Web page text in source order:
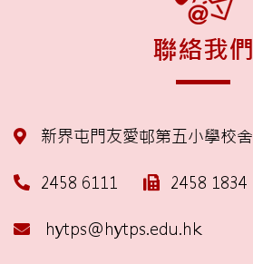
聯絡我們
新界屯門友愛邨第五小學校舍
2458 6111 2458 1834
hytps@hytps.edu.hk